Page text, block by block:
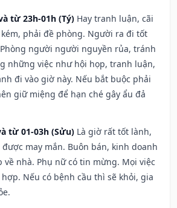
từ 23h-01h (Tý) Hay tranh luận, cãi
phải đề phòng. Người ra đi tốt
người người nguyền rủa, tránh
những việc như hội họp, tranh luận,
đi vào giờ này. Nếu bắt buộc phải
giữ miệng để hạn ché gây ẩu đả
từ 01-03h (Sửu) Là giờ rất tốt lành,
may mắn. Buôn bán, kinh doanh
nhà. Phụ nữ có tin mừng. Mọi việc
Nếu có bệnh cầu thì sẽ khỏi, gia